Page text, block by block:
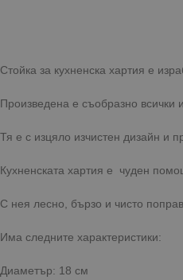
Стойка за кухненска хартия е
Произведена е съобразно всички
Тя е с изцяло изчистен дизайн и
Кухненската хартия е чуден
С нея лесно, бързо и чисто
Има следните характеристики:
Диаметър: 18 см